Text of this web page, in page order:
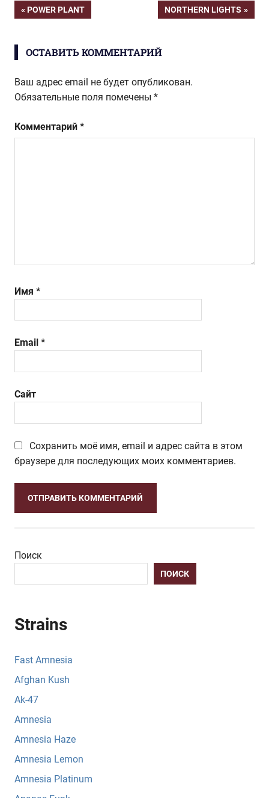
Навигация
записям
ПРЕДЫДУЩАЯ
POWER PLANT
СЛЕДУЮЩАЯ
NORTHERN LIGHTS
ОСТАВИТЬ КОММЕНТАРИЙ
Ваш адрес email не будет опубликован.
Обязательные поля помечены *
Комментарий *
Имя *
Email *
Сайт
Сохранить моё имя, email и адрес сайта в этом
браузере для последующих моих комментариев.
Поиск
ПОИСК
Strains
Fast Amnesia
Afghan Kush
Ak-47
Amnesia
Amnesia Haze
Amnesia Lemon
Amnesia Platinum